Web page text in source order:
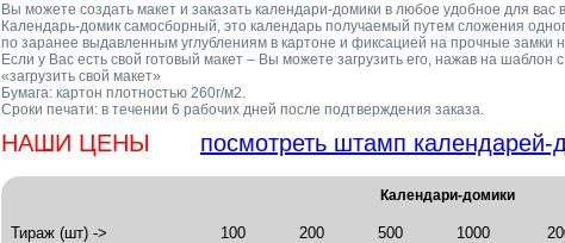
Вы можете создать макет и заказать календари-домики в любое удобное для вас
Календарь-домик самосборный, это календарь получаемый путем сложения
по заранее выдавленным углублениям в картоне и фиксацией на прочные замки
Если у Вас есть свой готовый макет – Вы можете загрузить его, нажав на шаблон
«загрузить свой макет»
Бумага: картон плотностью 260г/м2.
Сроки печати: в течении 6 рабочих дней после подтверждения заказа.
НАШИ ЦЕНЫ посмотреть штамп календарей-
Календари-домики
Тираж (шт) -> 100 200 500 1000